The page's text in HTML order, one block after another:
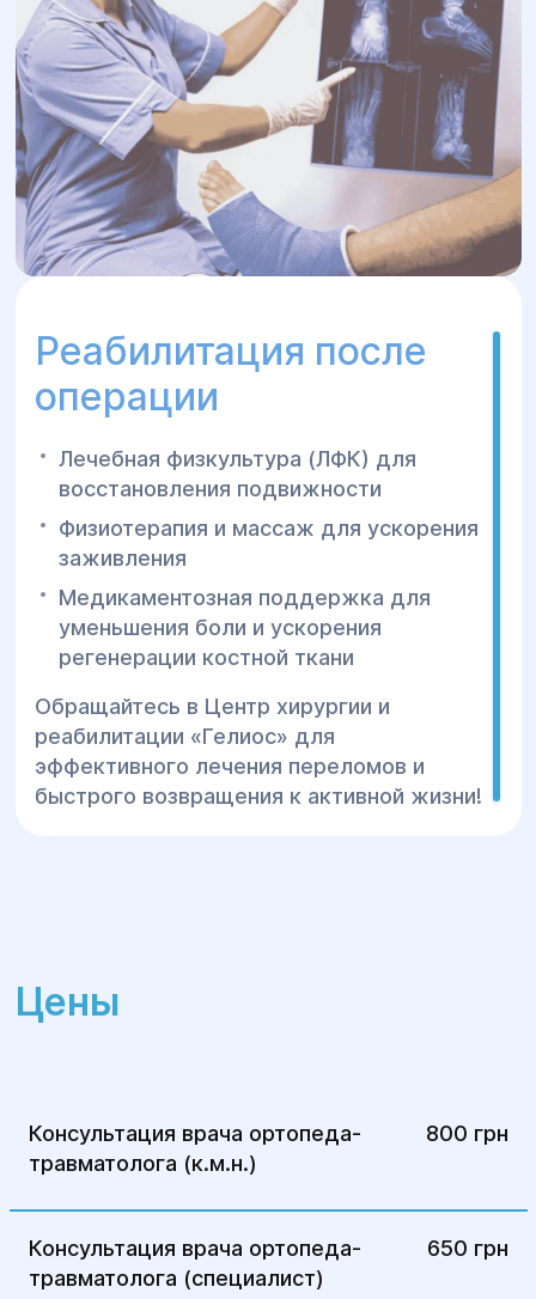
Реабилитация после
операции
Лечебная физкультура (ЛФК) для
восстановления подвижности
Физиотерапия и массаж для ускорения
заживления
Медикаментозная поддержка для
уменьшения боли и ускорения
регенерации костной ткани
Обращайтесь в Центр хирургии и
реабилитации «Гелиос» для
эффективного лечения переломов и
быстрого возвращения к активной жизни!
Цены
Консультация врача ортопеда-
травматолога (к.м.н.)
800 грн
Консультация врача ортопеда-
травматолога (специалист)
650 грн